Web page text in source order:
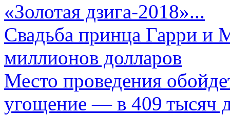
«Золотая дзига-2018»...
Свадьба принца Гарри и
миллионов долларов
Место проведения
угощение — в 409 тысяч